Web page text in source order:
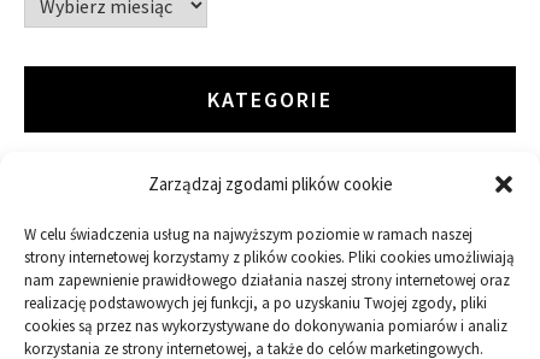
Zarządzaj zgodami plików cookie
W celu świadczenia usług na najwyższym poziomie w ramach naszej
strony internetowej korzystamy z plików cookies. Pliki cookies umożliwiają
nam zapewnienie prawidłowego działania naszej strony internetowej oraz
realizację podstawowych jej funkcji, a po uzyskaniu Twojej zgody, pliki
cookies są przez nas wykorzystywane do dokonywania pomiarów i analiz
korzystania ze strony internetowej, a także do celów marketingowych.
KATEGORIE
ARTYKUŁ SPONSOROWANY
Budowa
Dom